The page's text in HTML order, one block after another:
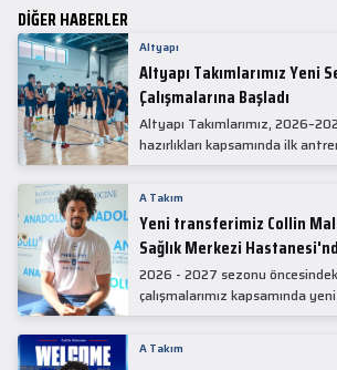
DİĞER HABERLER
Altyapı
Altyapı Takımlarımız Yeni
Çalışmalarına Başladı
Altyapı Takımlarımız,
hazırlıkları kapsamında ilk
gerçekleştirdi.
A Takım
Yeni transferimiz Collin
Sağlık Merkezi
kontrolünden geçti.
2026 - 2027 sezonu
çalışmalarımız kapsamında
Collin Malcolm, bugün
kontrollerinden geçti.
A Takım